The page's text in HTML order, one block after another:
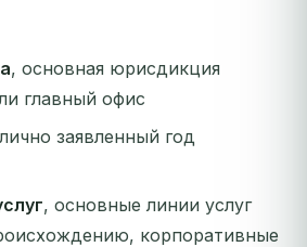
, основная юрисдикция
главный офис
заявленный год
, основные линии услуг
корпоративные